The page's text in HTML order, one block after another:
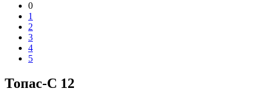
0
1
2
3
4
5
Топас-С 12